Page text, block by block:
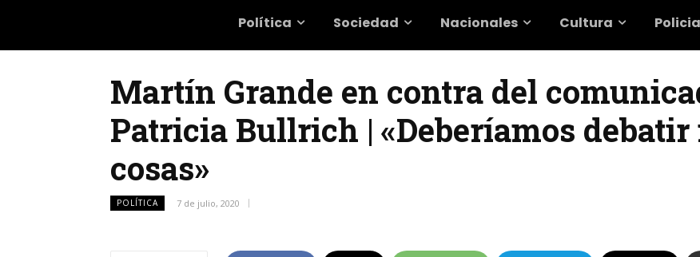
Política Sociedad Nacionales Cultura
Martín Grande en contra del
Patricia Bullrich | «Deberíamos debatir
cosas»
POLÍTICA 7 de julio, 2020